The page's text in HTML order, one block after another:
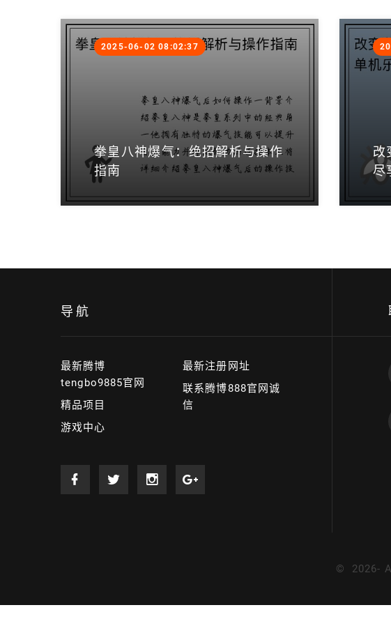
拳皇八神爆气：绝招解析与操作
指南
2025-06-02 08:02:37
改
尽
导航
最新腾博
tengbo9885官网
精品项目
游戏中心
最新注册网址
联系腾博888官网诚
信
© 2026-